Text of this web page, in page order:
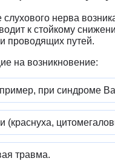
нерва
к стойкому
проводящих путей.
на возникновение:
при синдроме
травма.